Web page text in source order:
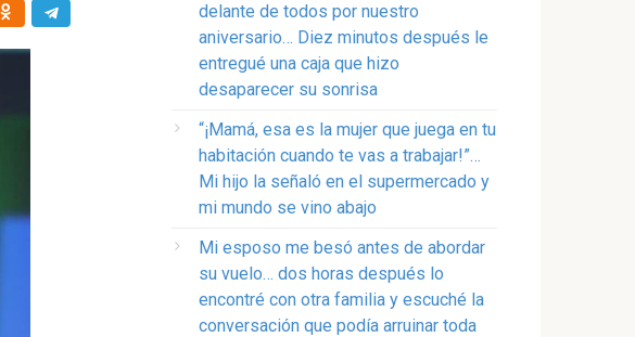
delante de todos por nuestro
aniversario… Diez minutos después le
entregué una caja que hizo
desaparecer su sonrisa
“¡Mamá, esa es la mujer que juega en tu
habitación cuando te vas a trabajar!”…
Mi hijo la señaló en el supermercado y
mi mundo se vino abajo
Mi esposo me besó antes de abordar
su vuelo… dos horas después lo
encontré con otra familia y escuché la
conversación que podía arruinar toda